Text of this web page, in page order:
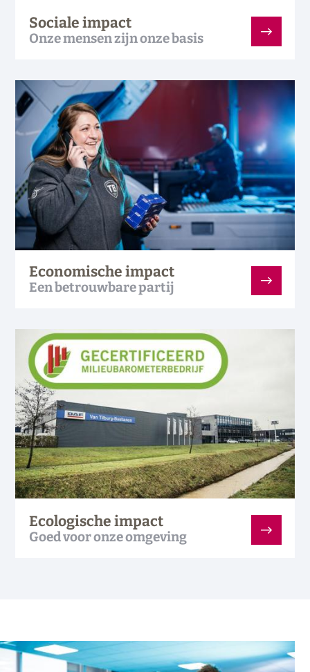
Sociale impact
Onze mensen zijn onze basis
Economische impact
Een betrouwbare partij
Ecologische impact
Goed voor onze omgeving